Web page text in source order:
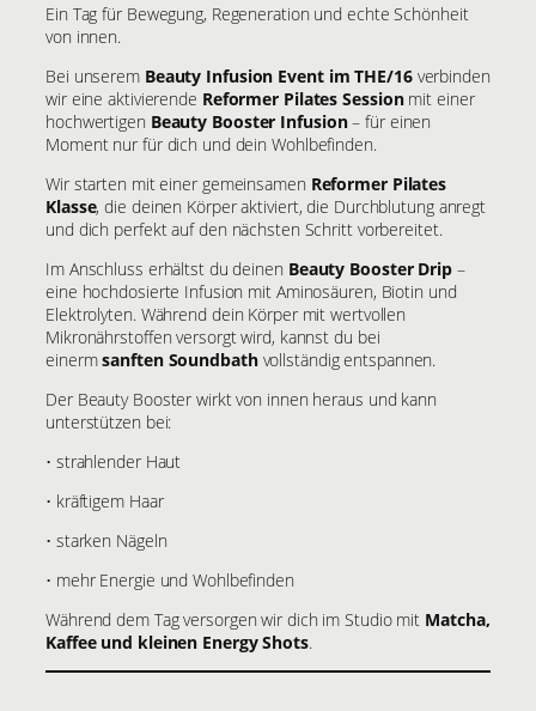
Ein Tag für Bewegung, Regeneration und echte Schönheit
von innen.
Bei unserem Beauty Infusion Event im THE/16verbinden
wir eine aktivierende Reformer Pilates Sessionmit einer
hochwertigen Beauty Booster Infusion– für einen
Moment nur für dich und dein Wohlbefinden.
Wir starten mit einer gemeinsamen Reformer Pilates
Klasse, die deinen Körper aktiviert, die Durchblutung anregt
und dich perfekt auf den nächsten Schritt vorbereitet.
Im Anschluss erhältst du deinen Beauty Booster Drip–
eine hochdosierte Infusion mit Aminosäuren, Biotin und
Elektrolyten. Während dein Körper mit wertvollen
Mikronährstoffen versorgt wird, kannst du bei
einermsanften Soundbathvollständig entspannen.
Der Beauty Booster wirkt von innen heraus und kann
unterstützen bei:
• strahlender Haut
• kräftigem Haar
• starken Nägeln
• mehr Energie und Wohlbefinden
Während dem Tag versorgen wir dich im Studio mit Matcha,
Kaffee und kleinen Energy Shots.